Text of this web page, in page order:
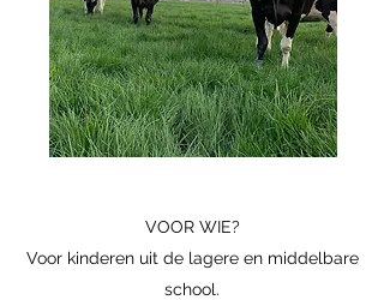
VOOR WIE?
Voor kinderen uit de lagere en middelbare
school.